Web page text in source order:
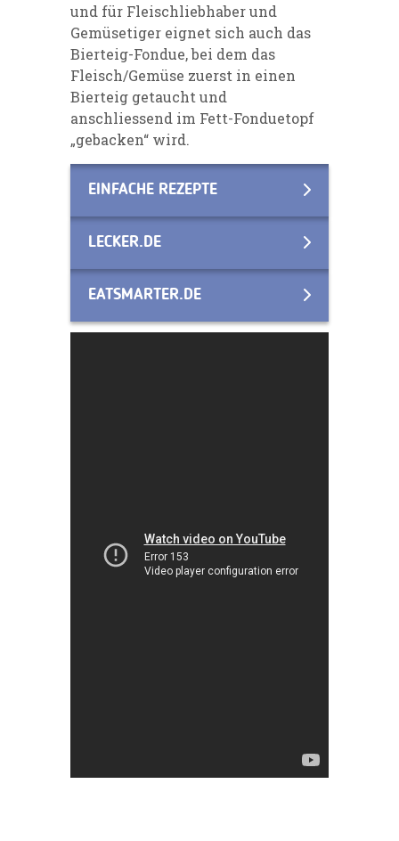
und für Fleischliebhaber und
Gemüsetiger eignet sich auch das
Bierteig-Fondue, bei dem das
Fleisch/Gemüse zuerst in einen
Bierteig getaucht und
anschliessend im Fett-Fonduetopf
„gebacken“ wird.
EINFACHE REZEPTE
LECKER.DE
EATSMARTER.DE